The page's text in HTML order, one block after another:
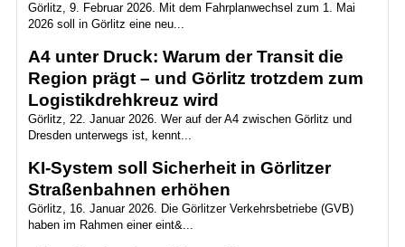
Görlitz, 9. Februar 2026. Mit dem Fahrplanwechsel zum 1. Mai
2026 soll in Görlitz eine neu...
A4 unter Druck: Warum der Transit die
Region prägt – und Görlitz trotzdem zum
Logistikdrehkreuz wird
Görlitz, 22. Januar 2026. Wer auf der A4 zwischen Görlitz und
Dresden unterwegs ist, kennt...
KI-System soll Sicherheit in Görlitzer
Straßenbahnen erhöhen
Görlitz, 16. Januar 2026. Die Görlitzer Verkehrsbetriebe (GVB)
haben im Rahmen einer eint&...